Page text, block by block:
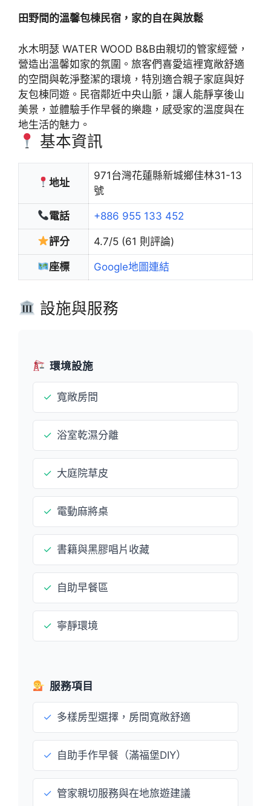
田野間的溫馨包棟民宿，家的自在與放鬆
水木明瑟 WATER WOOD B&B由親切的管家經營，
營造出溫馨如家的氛圍。旅客們喜愛這裡寬敞舒適
的空間與乾淨整潔的環境，特別適合親子家庭與好
友包棟同遊。民宿鄰近中央山脈，讓人能靜享後山
美景，並體驗手作早餐的樂趣，感受家的溫度與在
地生活的魅力。
基本資訊
地址
971台灣花蓮縣新城鄉佳林31-13
號
電話 +886 955 133 452
評分 4.7/5 (61 則評論)
座標 Google地圖連結
設施與服務
環境設施
✓ 寬敞房間
✓ 浴室乾濕分離
✓ 大庭院草皮
✓ 電動麻將桌
✓ 書籍與黑膠唱片收藏
✓ 自助早餐區
✓ 寧靜環境
服務項目
✓ 多樣房型選擇，房間寬敞舒適
✓ 自助手作早餐（滿福堡DIY）
✓ 管家親切服務與在地旅遊建議